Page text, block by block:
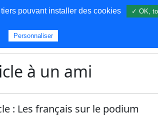
à un ami
: Les français sur le podium
pouvant installer des cookies ✓ OK,
Personnaliser